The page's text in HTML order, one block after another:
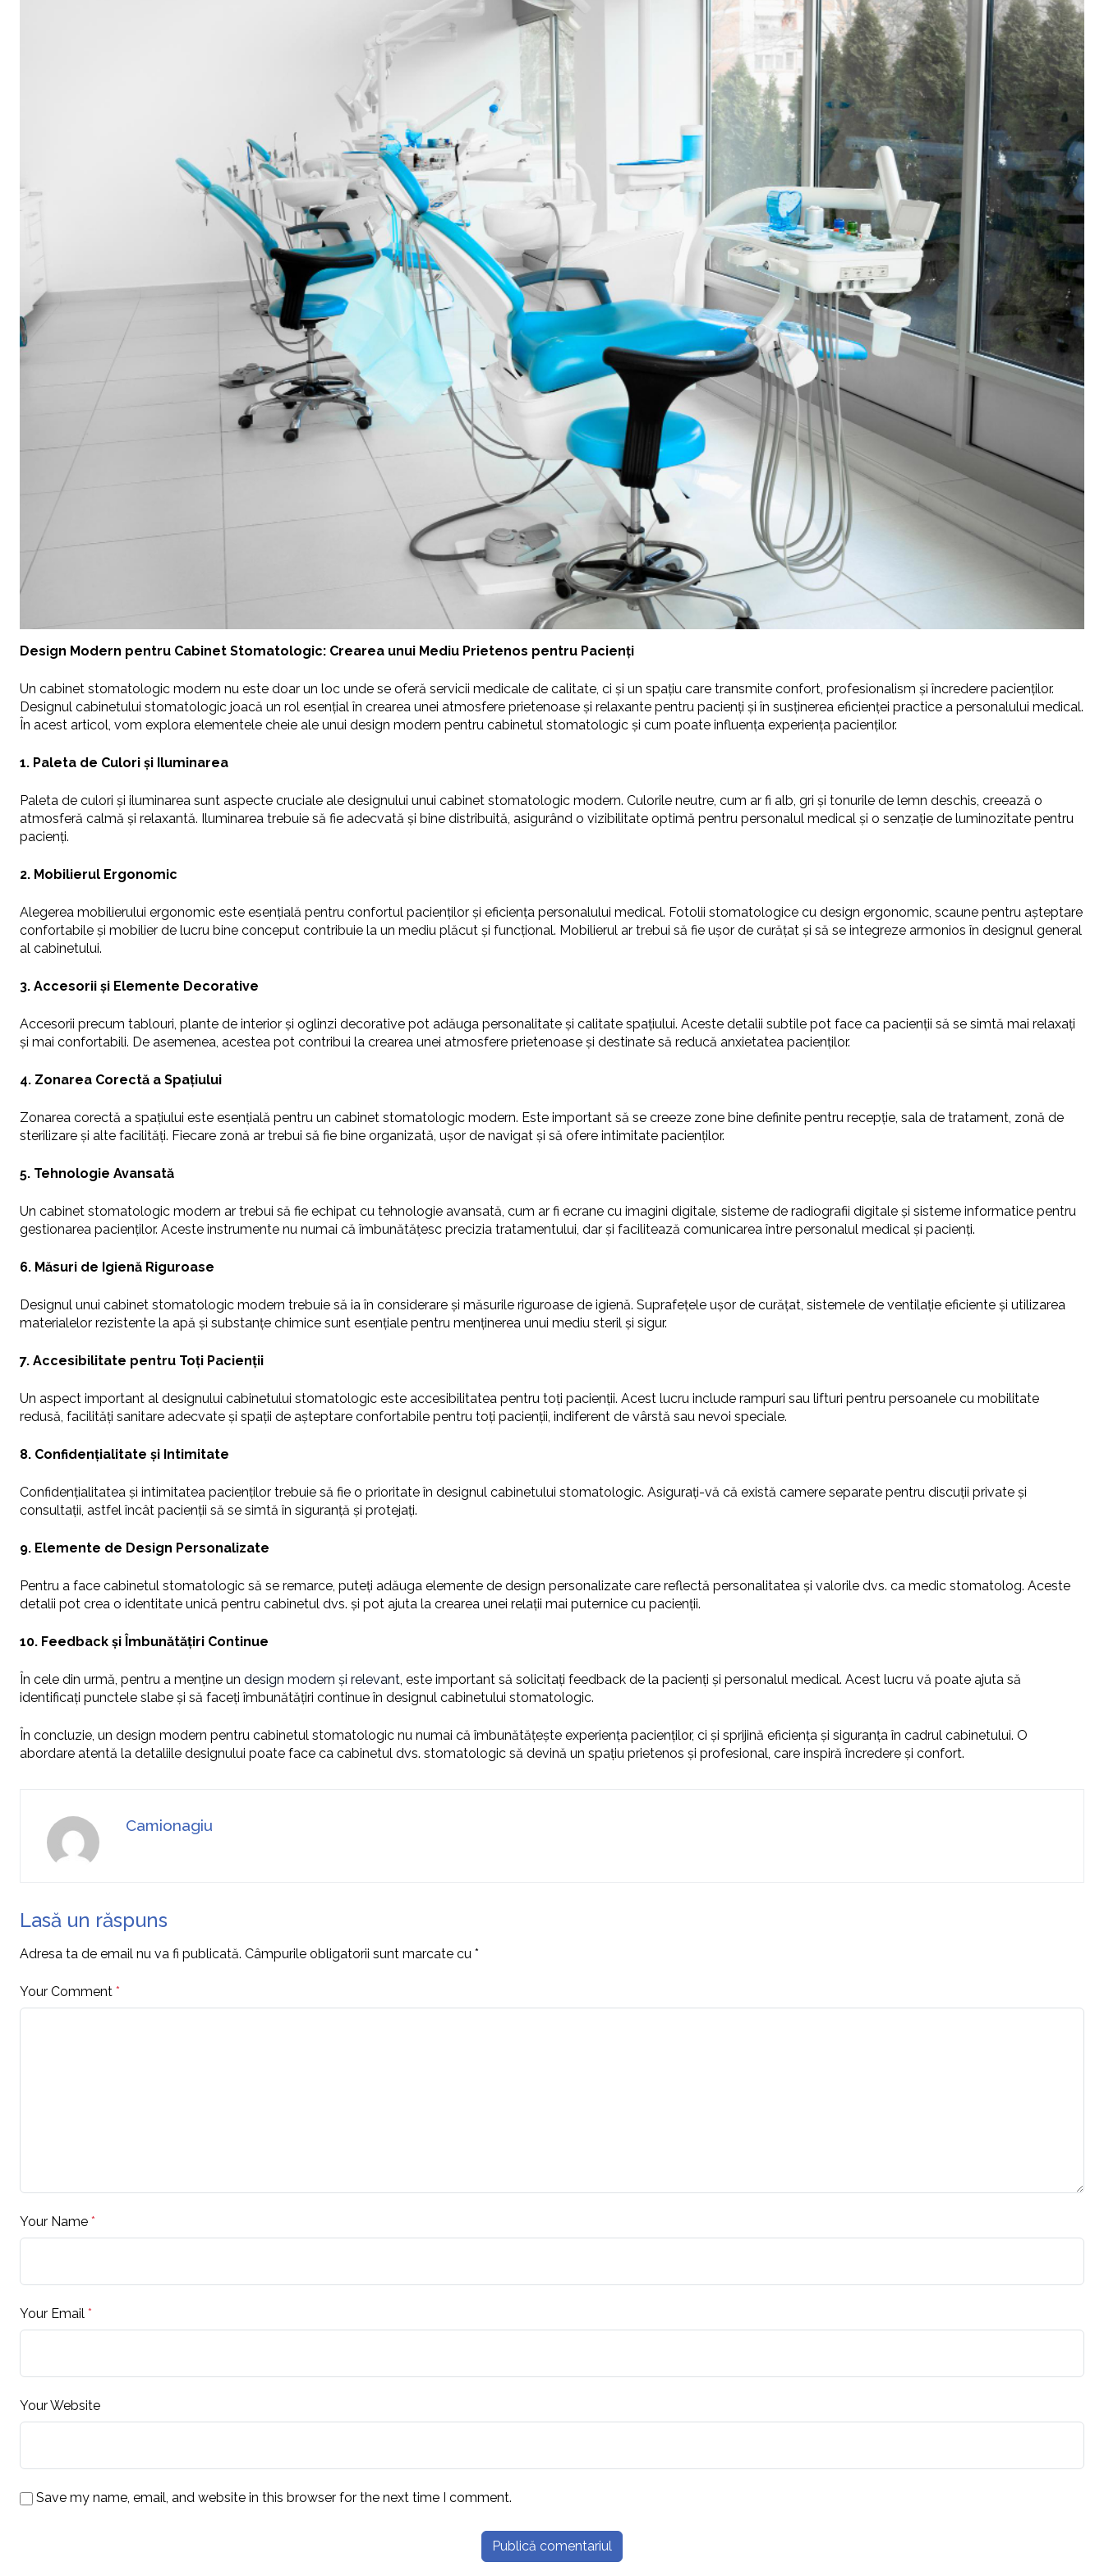
Design Modern pentru Cabinet Stomatologic: Crearea unui Mediu Prietenos pentru Pacienți
Un cabinet stomatologic modern nu este doar un loc unde se oferă servicii medicale de calitate, ci și un spațiu care transmite confort, profesionalism și încredere pacienților.
Designul cabinetului stomatologic joacă un rol esențial în crearea unei atmosfere prietenoase și relaxante pentru pacienți și în susținerea eficienței practice a personalului medical.
În acest articol, vom explora elementele cheie ale unui design modern pentru cabinetul stomatologic și cum poate influența experiența pacienților.
1. Paleta de Culori și Iluminarea
Paleta de culori și iluminarea sunt aspecte cruciale ale designului unui cabinet stomatologic modern. Culorile neutre, cum ar fi alb, gri și tonurile de lemn deschis, creează o
atmosferă calmă și relaxantă. Iluminarea trebuie să fie adecvată și bine distribuită, asigurând o vizibilitate optimă pentru personalul medical și o senzație de luminozitate pentru
pacienți.
2. Mobilierul Ergonomic
Alegerea mobilierului ergonomic este esențială pentru confortul pacienților și eficiența personalului medical. Fotolii stomatologice cu design ergonomic, scaune pentru așteptare
confortabile și mobilier de lucru bine conceput contribuie la un mediu plăcut și funcțional. Mobilierul ar trebui să fie ușor de curățat și să se integreze armonios în designul general
al cabinetului.
3. Accesorii și Elemente Decorative
Accesorii precum tablouri, plante de interior și oglinzi decorative pot adăuga personalitate și calitate spațiului. Aceste detalii subtile pot face ca pacienții să se simtă mai relaxați
și mai confortabili. De asemenea, acestea pot contribui la crearea unei atmosfere prietenoase și destinate să reducă anxietatea pacienților.
4. Zonarea Corectă a Spațiului
Zonarea corectă a spațiului este esențială pentru un cabinet stomatologic modern. Este important să se creeze zone bine definite pentru recepție, sala de tratament, zonă de
sterilizare și alte facilități. Fiecare zonă ar trebui să fie bine organizată, ușor de navigat și să ofere intimitate pacienților.
5. Tehnologie Avansată
Un cabinet stomatologic modern ar trebui să fie echipat cu tehnologie avansată, cum ar fi ecrane cu imagini digitale, sisteme de radiografii digitale și sisteme informatice pentru
gestionarea pacienților. Aceste instrumente nu numai că îmbunătățesc precizia tratamentului, dar și facilitează comunicarea între personalul medical și pacienți.
6. Măsuri de Igienă Riguroase
Designul unui cabinet stomatologic modern trebuie să ia în considerare și măsurile riguroase de igienă. Suprafețele ușor de curățat, sistemele de ventilație eficiente și utilizarea
materialelor rezistente la apă și substanțe chimice sunt esențiale pentru menținerea unui mediu steril și sigur.
7. Accesibilitate pentru Toți Pacienții
Un aspect important al designului cabinetului stomatologic este accesibilitatea pentru toți pacienții. Acest lucru include rampuri sau lifturi pentru persoanele cu mobilitate
redusă, facilități sanitare adecvate și spații de așteptare confortabile pentru toți pacienții, indiferent de vârstă sau nevoi speciale.
8. Confidențialitate și Intimitate
Confidențialitatea și intimitatea pacienților trebuie să fie o prioritate în designul cabinetului stomatologic. Asigurați-vă că există camere separate pentru discuții private și
consultații, astfel încât pacienții să se simtă în siguranță și protejați.
9. Elemente de Design Personalizate
Pentru a face cabinetul stomatologic să se remarce, puteți adăuga elemente de design personalizate care reflectă personalitatea și valorile dvs. ca medic stomatolog. Aceste
detalii pot crea o identitate unică pentru cabinetul dvs. și pot ajuta la crearea unei relații mai puternice cu pacienții.
10. Feedback și Îmbunătățiri Continue
În cele din urmă, pentru a menține un design modern și relevant, este important să solicitați feedback de la pacienți și personalul medical. Acest lucru vă poate ajuta să
identificați punctele slabe și să faceți îmbunătățiri continue în designul cabinetului stomatologic.
În concluzie, un design modern pentru cabinetul stomatologic nu numai că îmbunătățește experiența pacienților, ci și sprijină eficiența și siguranța în cadrul cabinetului. O
abordare atentă la detaliile designului poate face ca cabinetul dvs. stomatologic să devină un spațiu prietenos și profesional, care inspiră încredere și confort.
Camionagiu
Lasă un răspuns
Adresa ta de email nu va fi publicată. Câmpurile obligatorii sunt marcate cu *
Your Comment *
Your Name *
Your Email *
Your Website
Save my name, email, and website in this browser for the next time I comment.